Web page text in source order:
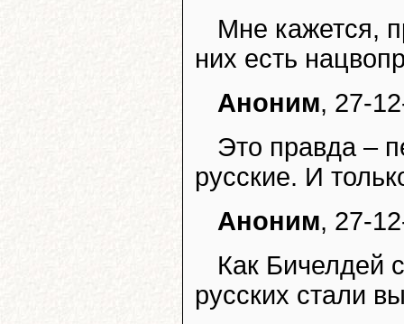
Мне кажется,
них есть
Аноним, 27-
Это правда –
русские. И
Аноним, 27-
Как Бичелдей
русских стали